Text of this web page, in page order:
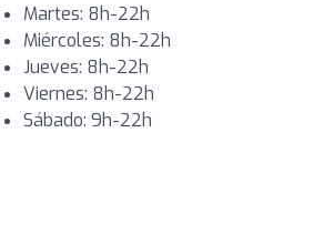
Martes: 8h-22h
Miércoles: 8h-22h
Jueves: 8h-22h
Viernes: 8h-22h
Sábado: 9h-22h